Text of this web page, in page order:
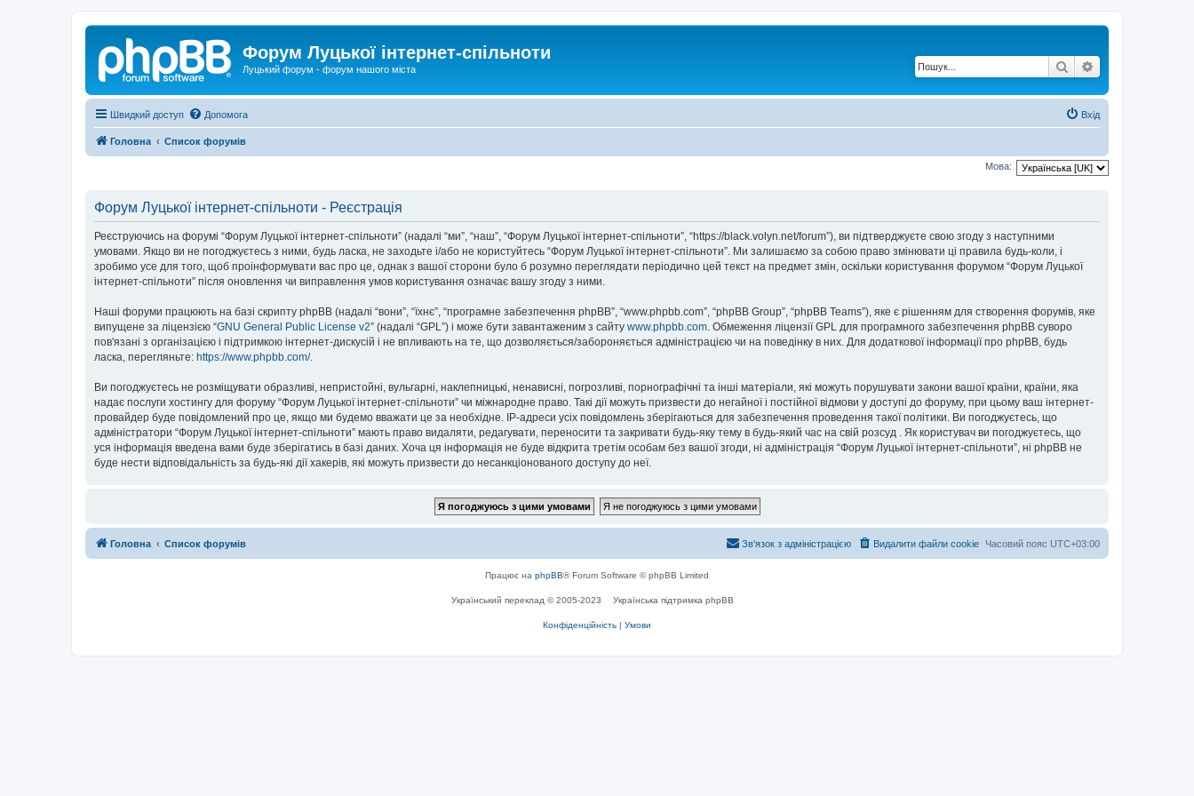
Форум Луцької інтернет-спільноти
Луцький форум - форум нашого міста Пошук
Швидкий доступ Допомога Вхід
Головна Список форумів
Мова:
Форум Луцької інтернет-спільноти - Реєстрація
Реєструючись на форумі “Форум Луцької інтернет-спільноти” (надалі “ми”, “наш”, “Форум Луцької інтернет-спільноти”, “https://black.volyn.net/forum”), ви підтверджуєте свою згоду з наступними
умовами. Якщо ви не погоджуєтесь з ними, будь ласка, не заходьте і/або не користуйтесь “Форум Луцької інтернет-спільноти”. Ми залишаємо за собою право змінювати ці правила будь-коли, і
зробимо усе для того, щоб проінформувати вас про це, однак з вашої сторони було б розумно переглядати періодично цей текст на предмет змін, оскільки користування форумом “Форум Луцької
інтернет-спільноти” після оновлення чи виправлення умов користування означає вашу згоду з ними.
Наші форуми працюють на базі скрипту phpBB (надалі “вони”, “їхнє”, “програмне забезпечення phpBB”, “www.phpbb.com”, “phpBB Group”, “phpBB Teams”), яке є рішенням для створення форумів, яке
випущене за ліцензією “GNU General Public License v2” (надалі “GPL”) і може бути завантаженим з сайту www.phpbb.com. Обмеження ліцензії GPL для програмного забезпечення phpBB суворо
пов'язані з організацією і підтримкою інтернет-дискусій і не впливають на те, що дозволяється/забороняється адміністрацією чи на поведінку в них. Для додаткової інформації про phpBB, будь
ласка, перегляньте: https://www.phpbb.com/.
Ви погоджуєтесь не розміщувати образливі, непристойні, вульгарні, наклепницькі, ненависні, погрозливі, порнографічні та інші матеріали, які можуть порушувати закони вашої країни, країни, яка
надає послуги хостингу для форуму “Форум Луцької інтернет-спільноти” чи міжнародне право. Такі дії можуть призвести до негайної і постійної відмови у доступі до форуму, при цьому ваш інтернет-
провайдер буде повідомлений про це, якщо ми будемо вважати це за необхідне. IP-адреси усіх повідомлень зберігаються для забезпечення проведення такої політики. Ви погоджуєтесь, що
адміністратори “Форум Луцької інтернет-спільноти” мають право видаляти, редагувати, переносити та закривати будь-яку тему в будь-який час на свій розсуд . Як користувач ви погоджуєтесь, що
уся інформація введена вами буде зберігатись в базі даних. Хоча ця інформація не буде відкрита третім особам без вашої згоди, ні адміністрація “Форум Луцької інтернет-спільноти”, ні phpBB не
буде нести відповідальність за будь-які дії хакерів, які можуть призвести до несанкціонованого доступу до неї.
Головна Список форумів Часовий пояс UTC+03:00
Видалити файли cookie
Зв'язок з адміністрацією
Працює на phpBB® Forum Software © phpBB Limited
Український переклад © 2005-2023 Українська підтримка phpBB
Конфіденційність | Умови